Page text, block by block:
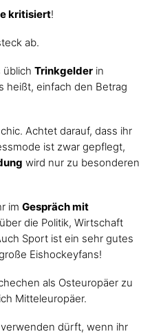
kritisiert!
ab.
üblich Trinkgelder in
heißt, einfach den Betrag
Achtet darauf, dass ihr
ist zwar gepflegt,
wird nur zu besonderen
im Gespräch mit
die Politik, Wirtschaft
Sport ist ein sehr gutes
Eishockeyfans!
als Osteuropäer zu
Mitteleuropäer.
dürft, wenn ihr